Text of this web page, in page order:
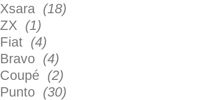
Xsara (18)
ZX (1)
Fiat (4)
Bravo (4)
Coupé (2)
Punto (30)